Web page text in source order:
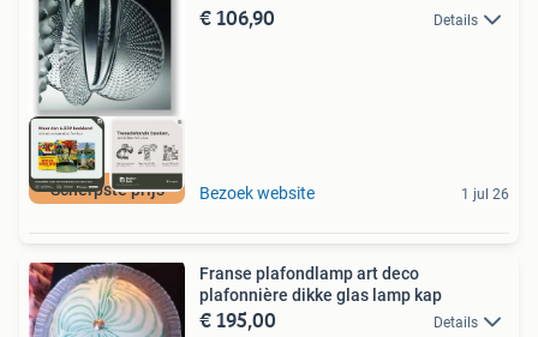
Scherpste prijs
€ 106,90 Details
Bezoek website 1 jul 26
Franse plafondlamp art deco
plafonnière dikke glas lamp kap
€ 195,00 Details